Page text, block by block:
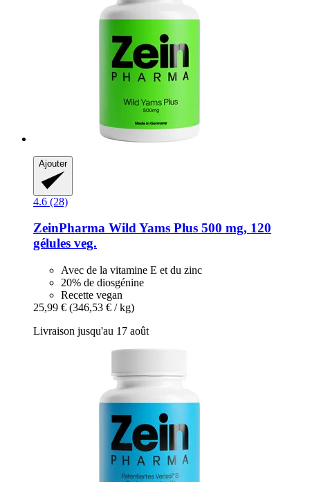
Ajouter
4.6 (28)
ZeinPharma Wild Yams Plus 500 mg, 120
gélules veg.
Avec de la vitamine E et du zinc
20% de diosgénine
Recette vegan
25,99 € (346,53 € / kg)
Livraison jusqu'au 17 août